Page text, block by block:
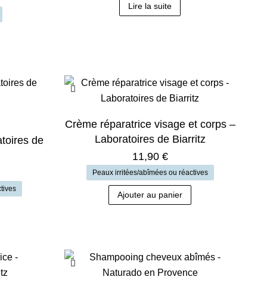
Lire la suite
de
Crème réparatrice visage et corps –
Laboratoires de Biarritz
11,90 €
Peaux irritées/abîmées ou réactives
Ajouter au panier